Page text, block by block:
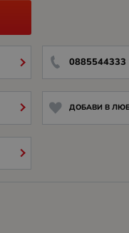
0885544333
ДОБАВИ В